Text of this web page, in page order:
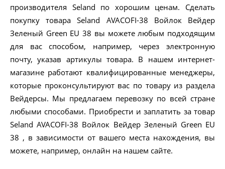
производителя Seland по хорошим ценам. Сделать
покупку товара Seland AVACOFI-38 Войлок Вейдер
Зеленый Green EU 38 вы можете любым подходящим
для вас способом, например, через электронную
почту, указав артикулы товара. В нашем интернет-
магазине работают квалифицированные менеджеры,
которые проконсультируют вас по товару из раздела
Вейдерсы. Мы предлагаем перевозку по всей стране
любыми способами. Приобрести и заплатить за товар
Seland AVACOFI-38 Войлок Вейдер Зеленый Green EU
38 , в зависимости от вашего места нахождения, вы
можете, например, онлайн на нашем сайте.